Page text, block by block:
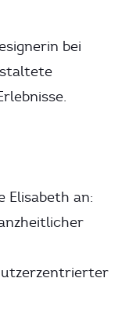
bei
Elisabeth an: